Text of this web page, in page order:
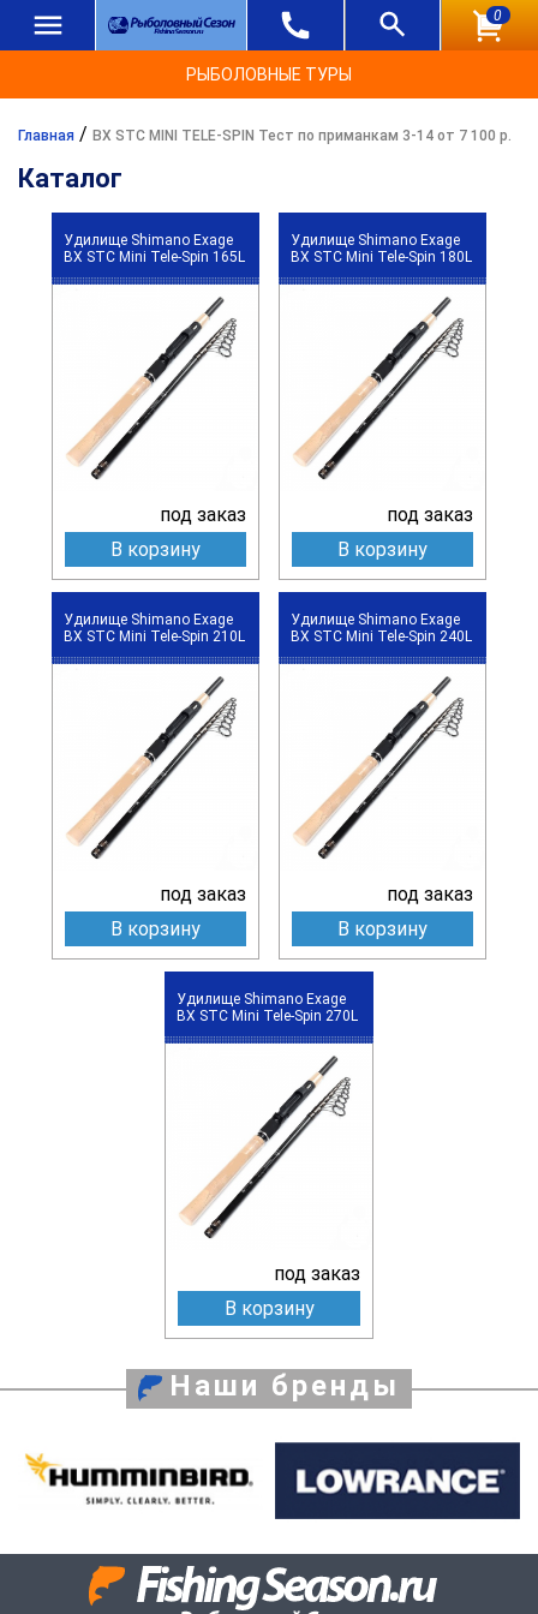
0
РЫБОЛОВНЫЕ ТУРЫ
Главная / BX STC MINI TELE-SPIN Тест по приманкам 3-14 от 7 100 р.
Каталог
Удилище Shimano Exage
BX STC Mini Tele-Spin 165L
под заказ
В корзину
Удилище Shimano Exage
BX STC Mini Tele-Spin 180L
под заказ
В корзину
Удилище Shimano Exage
BX STC Mini Tele-Spin 210L
под заказ
В корзину
Удилище Shimano Exage
BX STC Mini Tele-Spin 240L
под заказ
В корзину
Удилище Shimano Exage
BX STC Mini Tele-Spin 270L
под заказ
В корзину
Наши бренды